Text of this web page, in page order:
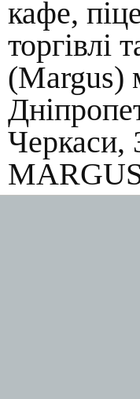
кафе,
торгівлі
(Margus)
Черкаси,